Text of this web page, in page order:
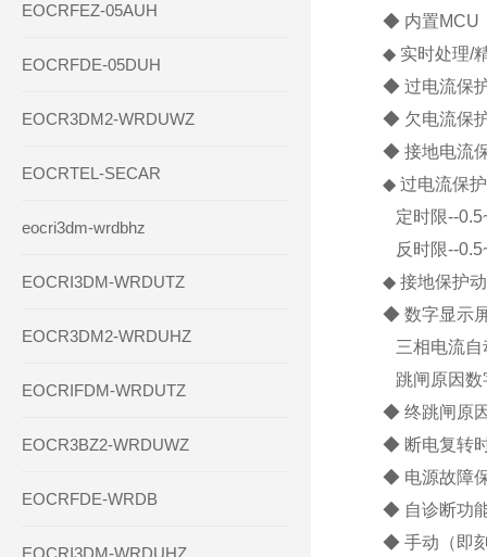
EOCRFEZ-05AUH
EOCRFDE-05DUH
EOCR3DM2-WRDUWZ
EOCRTEL-SECAR
eocri3dm-wrdbhz
EOCRI3DM-WRDUTZ
EOCR3DM2-WRDUHZ
EOCRIFDM-WRDUTZ
EOCR3BZ2-WRDUWZ
EOCRFDE-WRDB
EOCRI3DM-WRDUHZ
◆ 内置MCU
◆ 实时处理/
◆ 过电流保
◆ 欠电流保
◆ 接地电流
◆ 过电流保
定时限--
反时限--
◆ 接地保护
◆ 数字显示
三相电流自
跳闸原因数
◆ 终跳闸原
◆ 断电复转
◆ 电源故障
◆ 自诊断功
◆ 手动（即